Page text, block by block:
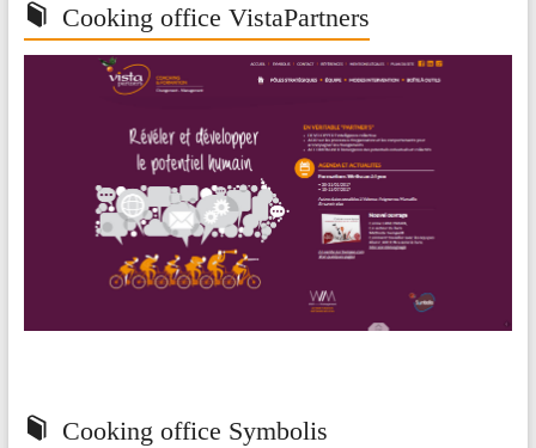
Cooking office VistaPartners
Cooking office Symbolis